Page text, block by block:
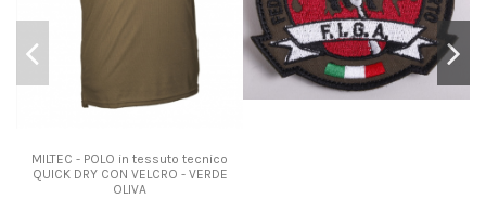
MILTEC - POLO in tessuto tecnico
QUICK DRY CON VELCRO - VERDE
OLIVA